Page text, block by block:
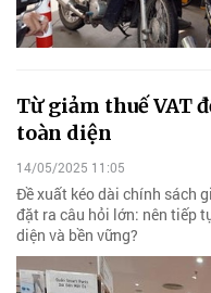
Từ giảm thuế VAT
toàn diện
14/05/2025 11:05
Đề xuất kéo dài chính sách
đặt ra câu hỏi lớn: nên tiếp
diện và bền vững?